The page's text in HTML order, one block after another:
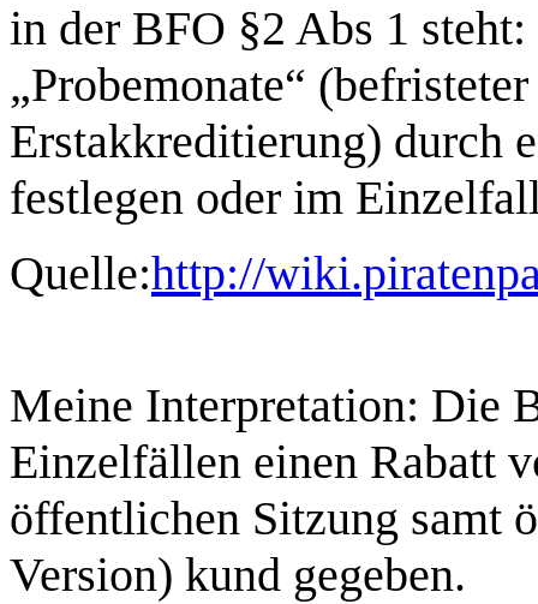
in der BFO §2 Abs 1
„Probemonate“
Erstakkreditierung) durch
festlegen oder im
Quelle:http://
Meine Interpretation: Die
Einzelfällen einen Rabatt
öffentlichen Sitzung samt
Version) kund gegeben.